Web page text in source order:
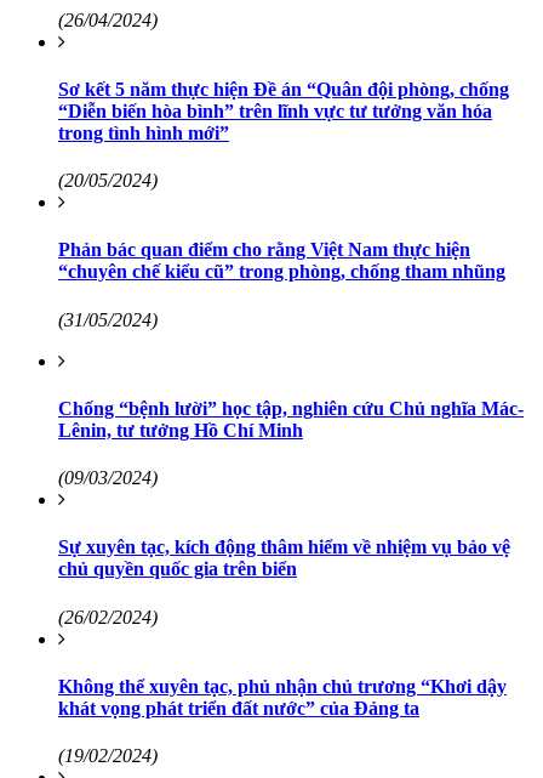
(26/04/2024)
Sơ kết 5 năm thực hiện Đề án “Quân đội phòng, chống
“Diễn biến hòa bình” trên lĩnh vực tư tưởng văn hóa
trong tình hình mới”
(20/05/2024)
Phản bác quan điểm cho rằng Việt Nam thực hiện
“chuyên chế kiểu cũ” trong phòng, chống tham nhũng
(31/05/2024)
Chống “bệnh lười” học tập, nghiên cứu Chủ nghĩa Mác-
Lênin, tư tưởng Hồ Chí Minh
(09/03/2024)
Sự xuyên tạc, kích động thâm hiểm về nhiệm vụ bảo vệ
chủ quyền quốc gia trên biển
(26/02/2024)
Không thể xuyên tạc, phủ nhận chủ trương “Khơi dậy
khát vọng phát triển đất nước” của Đảng ta
(19/02/2024)